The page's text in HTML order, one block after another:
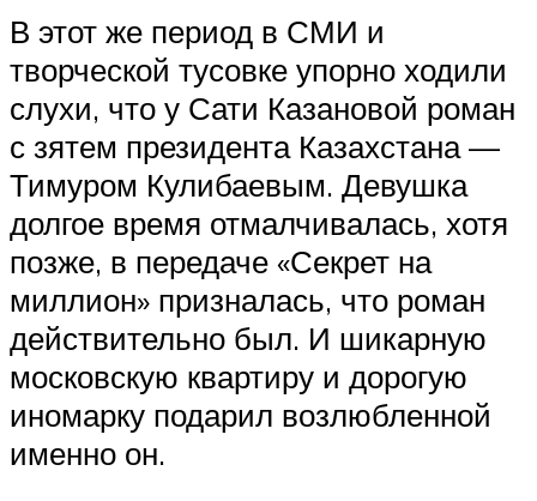
В этот же период в СМИ и
творческой тусовке упорно ходили
слухи, что у Сати Казановой роман
с зятем президента Казахстана —
Тимуром Кулибаевым. Девушка
долгое время отмалчивалась, хотя
позже, в передаче «Секрет на
миллион» призналась, что роман
действительно был. И шикарную
московскую квартиру и дорогую
иномарку подарил возлюбленной
именно он.